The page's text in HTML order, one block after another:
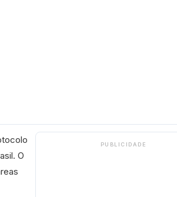
O
PUBLICIDADE